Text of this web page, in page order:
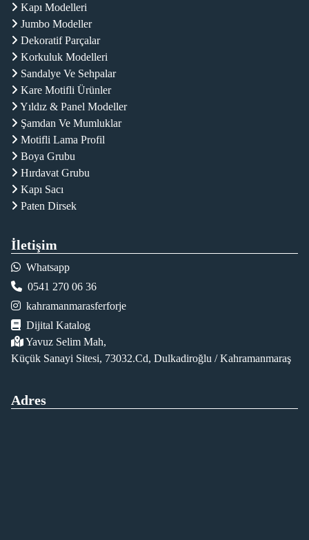
Kapı Modelleri
Jumbo Modeller
Dekoratif Parçalar
Korkuluk Modelleri
Sandalye Ve Sehpalar
Kare Motifli Ürünler
Yıldız & Panel Modeller
Şamdan Ve Mumluklar
Motifli Lama Profil
Boya Grubu
Hırdavat Grubu
Kapı Sacı
Paten Dirsek
İletişim
Whatsapp
0541 270 06 36
kahramanmarasferforje
Dijital Katalog
Yavuz Selim Mah,
Küçük Sanayi Sitesi, 73032.Cd, Dulkadiroğlu / Kahramanmaraş
Adres